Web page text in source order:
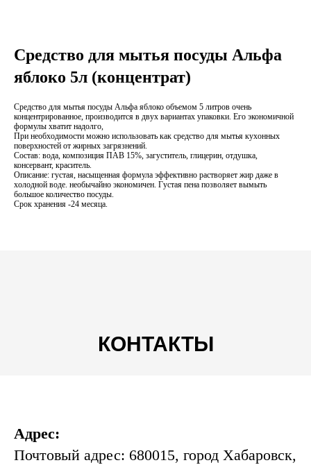
Средство для мытья посуды Альфа
яблоко 5л (концентрат)
Средство для мытья посуды Альфа яблоко объемом 5 литров очень
концентрированное, производится в двух вариантах упаковки. Его экономичной
формулы хватит надолго,
При необходимости можно использовать как средство для мытья кухонных
поверхностей от жирных загрязнений.
Состав: вода, композиция ПАВ 15%, загуститель, глицерин, отдушка,
консервант, краситель.
Описание: густая, насыщенная формула эффективно растворяет жир даже в
холодной воде. необычайно экономичен. Густая пена позволяет вымыть
большое количество посуды.
Срок хранения -24 месяца.
КОНТАКТЫ
Адрес:
Почтовый адрес: 680015, город Хабаровск,